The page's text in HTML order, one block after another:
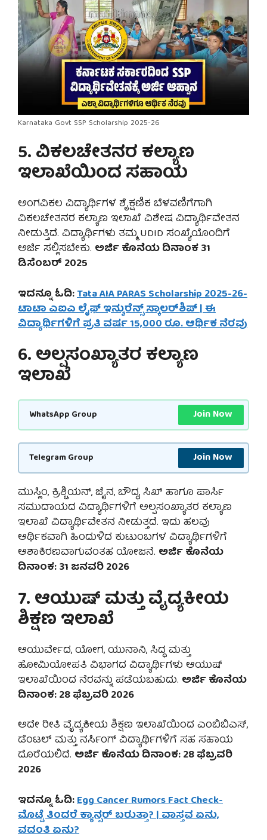
Karnataka Govt SSP Scholarship 2025-26
5. ವಿಕಲಚೇತನರ ಕಲ್ಯಾಣ
ಇಲಾಖೆಯಿಂದ ಸಹಾಯ
ಅಂಗವಿಕಲ ವಿದ್ಯಾರ್ಥಿಗಳ ಶೈಕ್ಷಣಿಕ ಬೆಳವಣಿಗೆಗಾಗಿ
ವಿಕಲಚೇತನರ ಕಲ್ಯಾಣ ಇಲಾಖೆ ವಿಶೇಷ ವಿದ್ಯಾರ್ಥಿವೇತನ
ನೀಡುತ್ತಿದೆ. ವಿದ್ಯಾರ್ಥಿಗಳು ತಮ್ಮ UDID ಸಂಖ್ಯೆಯೊಂದಿಗೆ
ಅರ್ಜಿ ಸಲ್ಲಿಸಬೇಕು. ಅರ್ಜಿ ಕೊನೆಯ ದಿನಾಂಕ 31
ಡಿಸೆಂಬರ್ 2025
ಇದನ್ನೂ ಓದಿ:Tata AIA PARAS Scholarship 2025-26-
ಟಾಟಾ ಎಐಎ ಲೈಫ್ ಇನ್ಶುರೆನ್ಸ್ ಸ್ಕಾಲರ್‌ಶಿಪ್ | ಈ
ವಿದ್ಯಾರ್ಥಿಗಳಿಗೆ ಪ್ರತಿ ವರ್ಷ 15,000 ರೂ. ಆರ್ಥಿಕ ನೆರವು
6. ಅಲ್ಪಸಂಖ್ಯಾತರ ಕಲ್ಯಾಣ
ಇಲಾಖೆ
WhatsApp Group Join Now
Telegram Group Join Now
ಮುಸ್ಲಿಂ, ಕ್ರಿಶ್ಚಿಯನ್, ಜೈನ, ಬೌದ್ಧ, ಸಿಖ್ ಹಾಗೂ ಪಾರ್ಸಿ
ಸಮುದಾಯದ ವಿದ್ಯಾರ್ಥಿಗಳಿಗೆ ಅಲ್ಪಸಂಖ್ಯಾತರ ಕಲ್ಯಾಣ
ಇಲಾಖೆ ವಿದ್ಯಾರ್ಥಿವೇತನ ನೀಡುತ್ತದೆ. ಇದು ಹಲವು
ಆರ್ಥಿಕವಾಗಿ ಹಿಂದುಳಿದ ಕುಟುಂಬಗಳ ವಿದ್ಯಾರ್ಥಿಗಳಿಗೆ
ಆಶಾಕಿರಣವಾಗುವಂತಹ ಯೋಜನೆ. ಅರ್ಜಿ ಕೊನೆಯ
ದಿನಾಂಕ: 31 ಜನವರಿ 2026
7. ಆಯುಷ್ ಮತ್ತು ವೈದ್ಯಕೀಯ
ಶಿಕ್ಷಣ ಇಲಾಖೆ
ಆಯುರ್ವೇದ, ಯೋಗ, ಯುನಾನಿ, ಸಿದ್ಧ ಮತ್ತು
ಹೋಮಿಯೋಪತಿ ವಿಭಾಗದ ವಿದ್ಯಾರ್ಥಿಗಳು ಆಯುಷ್
ಇಲಾಖೆಯಿಂದ ನೆರವನ್ನು ಪಡೆಯಬಹುದು. ಅರ್ಜಿ ಕೊನೆಯ
ದಿನಾಂಕ: 28 ಫೆಬ್ರವರಿ 2026
ಅದೇ ರೀತಿ ವೈದ್ಯಕೀಯ ಶಿಕ್ಷಣ ಇಲಾಖೆಯಿಂದ ಎಂಬಿಬಿಎಸ್,
ಡೆಂಟಲ್ ಮತ್ತು ನರ್ಸಿಂಗ್ ವಿದ್ಯಾರ್ಥಿಗಳಿಗೆ ಸಹ ಸಹಾಯ
ದೊರೆಯಲಿದೆ. ಅರ್ಜಿ ಕೊನೆಯ ದಿನಾಂಕ: 28 ಫೆಬ್ರವರಿ
2026
ಇದನ್ನೂ ಓದಿ:Egg Cancer Rumors Fact Check-
ಮೊಟ್ಟೆ ತಿಂದರೆ ಕ್ಯಾನ್ಸರ್ ಬರುತ್ತಾ? | ವಾಸ್ತವ ಏನು,
ವದಂತಿ ಏನು?